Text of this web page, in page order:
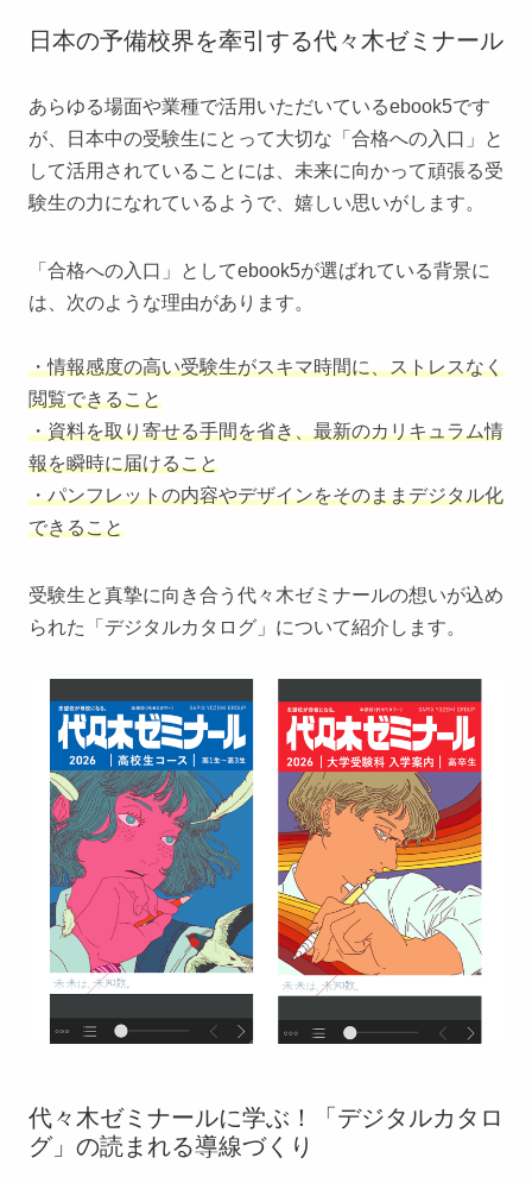
日本の予備校界を牽引する代々木ゼミナール
あらゆる場面や業種で活用いただいているebook5です
が、日本中の受験生にとって大切な「合格への入口」と
して活用されていることには、未来に向かって頑張る受
験生の力になれているようで、嬉しい思いがします。
「合格への入口」としてebook5が選ばれている背景に
は、次のような理由があります。
・情報感度の高い受験生がスキマ時間に、ストレスなく
閲覧できること
・資料を取り寄せる手間を省き、最新のカリキュラム情
報を瞬時に届けること
・パンフレットの内容やデザインをそのままデジタル化
できること
受験生と真摯に向き合う代々木ゼミナールの想いが込め
られた「デジタルカタログ」について紹介します。
代々木ゼミナールに学ぶ！「デジタルカタロ
グ」の読まれる導線づくり